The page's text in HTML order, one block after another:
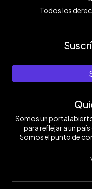
Todos los
Somos un portal
para reflejar a un país
Somos el punto de